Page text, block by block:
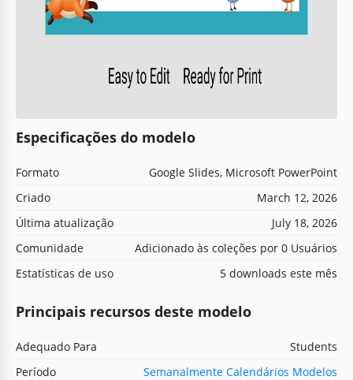
Especificações do modelo
Formato
Google Slides, Microsoft PowerPoint
Criado
March 12, 2026
Última atualização
July 18, 2026
Comunidade
Adicionado às coleções por 0 Usuários
Estatísticas de uso
5 downloads este mês
Principais recursos deste modelo
Adequado Para
Students
Período
Semanalmente Calendários Modelos